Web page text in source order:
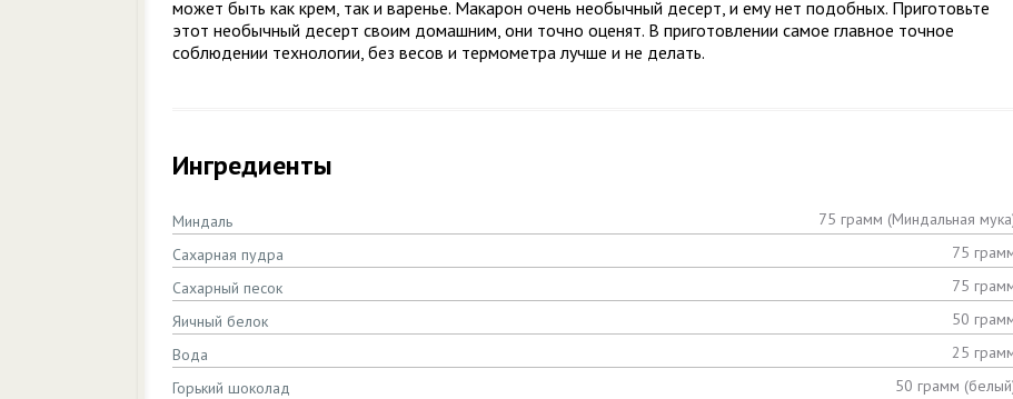
может быть как крем, так и варенье. Макарон очень необычный десерт, и ему нет подобных. Приготовьте
этот необычный десерт своим домашним, они точно оценят. В приготовлении самое главное точное
соблюдении технологии, без весов и термометра лучше и не делать.
Ингредиенты
Миндаль
75 грамм (Миндальная
Сахарная пудра
75
Сахарный песок
75
Яичный белок
50
Вода
25
Горький шоколад
50 грамм